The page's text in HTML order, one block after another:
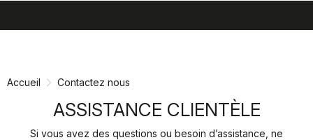
directement
navigation
directement
Accueil Contactez nous
ASSISTANCE CLIENTÈLE
Si vous avez des questions ou besoin d’assistance, ne